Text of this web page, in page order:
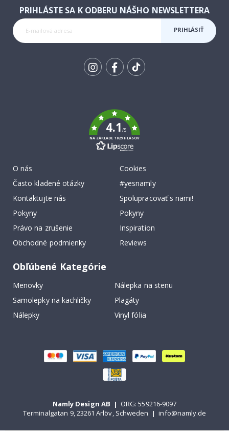
PRIHLÁSTE SA K ODBERU NÁŠHO NEWSLETTERA
PRIHLÁSIŤ
4.1/5
NA ZÁKLADE 1029 HLASOV
O nás
Často kladené otázky
Kontaktujte nás
Pokyny
Právo na zrušenie
Obchodné podmienky
Cookies
#yesnamly
Spolupracovať s nami!
Pokyny
Inspiration
Reviews
Obľúbené Kategórie
Menovky
Nálepka na stenu
Samolepky na kachličky
Plagáty
Nálepky
Vinyl fólia
Namly Design AB | ORG: 559216-9097
Terminalgatan 9, 23261 Arlöv, Schweden | info@namly.de